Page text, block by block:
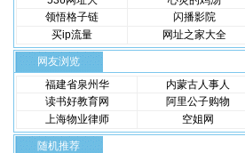
领悟格子链
闪播影院
买ip流量
网址之家大全
网友浏览
福建省泉州华
内蒙古人事人
读书好教育网
阿里公子购物
上海物业律师
空姐网
随机推荐